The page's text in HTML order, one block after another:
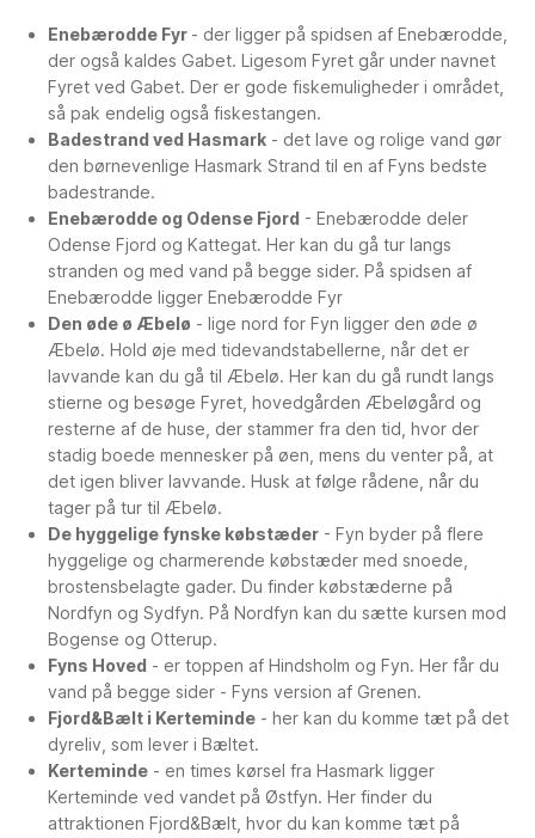
Enebærodde Fyr - der ligger på spidsen af Enebærodde,
der også kaldes Gabet. Ligesom Fyret går under navnet
Fyret ved Gabet. Der er gode fiskemuligheder i området,
så pak endelig også fiskestangen.
Badestrand ved Hasmark - det lave og rolige vand gør
den børnevenlige Hasmark Strand til en af Fyns bedste
badestrande.
Enebærodde og Odense Fjord - Enebærodde deler
Odense Fjord og Kattegat. Her kan du gå tur langs
stranden og med vand på begge sider. På spidsen af
Enebærodde ligger Enebærodde Fyr
Den øde ø Æbelø - lige nord for Fyn ligger den øde ø
Æbelø. Hold øje med tidevandstabellerne, når det er
lavvande kan du gå til Æbelø. Her kan du gå rundt langs
stierne og besøge Fyret, hovedgården Æbeløgård og
resterne af de huse, der stammer fra den tid, hvor der
stadig boede mennesker på øen, mens du venter på, at
det igen bliver lavvande. Husk at følge rådene, når du
tager på tur til Æbelø.
De hyggelige fynske købstæder - Fyn byder på flere
hyggelige og charmerende købstæder med snoede,
brostensbelagte gader. Du finder købstæderne på
Nordfyn og Sydfyn. På Nordfyn kan du sætte kursen mod
Bogense og Otterup.
Fyns Hoved - er toppen af Hindsholm og Fyn. Her får du
vand på begge sider - Fyns version af Grenen.
Fjord&Bælt i Kerteminde - her kan du komme tæt på det
dyreliv, som lever i Bæltet.
Kerteminde - en times kørsel fra Hasmark ligger
Kerteminde ved vandet på Østfyn. Her finder du
attraktionen Fjord&Bælt, hvor du kan komme tæt på